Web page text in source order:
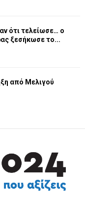
ότι τελείωσε… ο
ξεσήκωσε το...
από Μελιγού